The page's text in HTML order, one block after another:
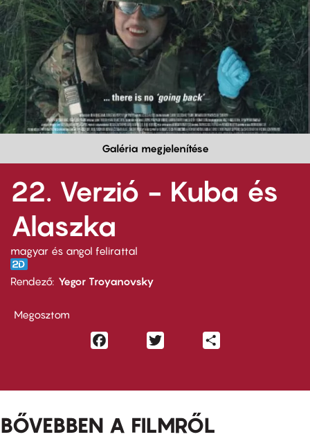
Galéria megjelenítése
22. Verzió - Kuba és
Alaszka
magyar és angol felirattal
Rendező Yegor Troyanovsky
Megosztom
Facebook
BŐVEBBEN A FILMRŐL